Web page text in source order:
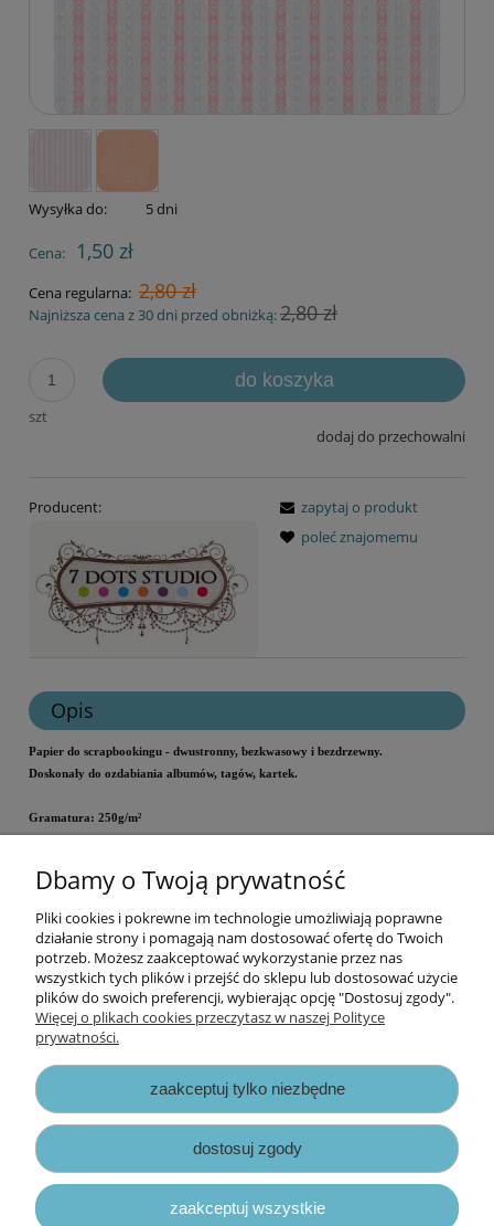
Wysyłka do: 5 dni
Cena: 1,50 zł
Cena regularna: 2,80 zł
Najniższa cena z 30 dni przed obniżką:2,80 zł
szt
do koszyka
dodaj do przechowalni
Producent:
zapytaj o produkt
poleć znajomemu
Opis
Papier do scrapbookingu - dwustronny, bezkwasowy i bezdrzewny.
Doskonały do ozdabiania albumów, tagów, kartek.
Gramatura: 250g/m²
Cena za arkusz.
Informacje
Opłaty i koszty dostawy
Zapisy prawne
Dbamy o Twoją prywatność
Pliki cookies i pokrewne im technologie umożliwiają poprawne
działanie strony i pomagają nam dostosować ofertę do Twoich
potrzeb. Możesz zaakceptować wykorzystanie przez nas
wszystkich tych plików i przejść do sklepu lub dostosować użycie
plików do swoich preferencji, wybierając opcję "Dostosuj zgody".
Więcej o plikach cookies przeczytasz w naszej Polityce
prywatności.
zaakceptuj tylko niezbędne
dostosuj zgody
zaakceptuj wszystkie